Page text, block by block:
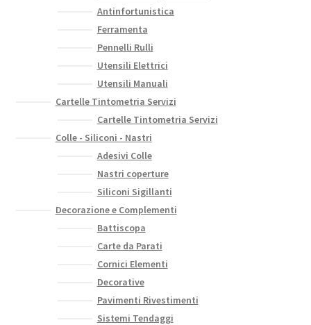
Antinfortunistica
Ferramenta
Pennelli Rulli
Utensili Elettrici
Utensili Manuali
Cartelle Tintometria Servizi
Cartelle Tintometria Servizi
Colle - Siliconi - Nastri
Adesivi Colle
Nastri coperture
Siliconi Sigillanti
Decorazione e Complementi
Battiscopa
Carte da Parati
Cornici Elementi
Decorative
Pavimenti Rivestimenti
Sistemi Tendaggi